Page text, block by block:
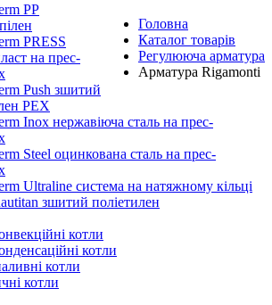
Головна
Каталог товарів
Регулююча арматура
Арматура Rigamonti
PP
PRESS
на прес-
Push зшитий
PEX
Inox нержавіюча сталь на прес-
Steel оцинкована сталь на прес-
Ultraline система на натяжному кільці
зшитий поліетилен
котли
котли
котли
котли